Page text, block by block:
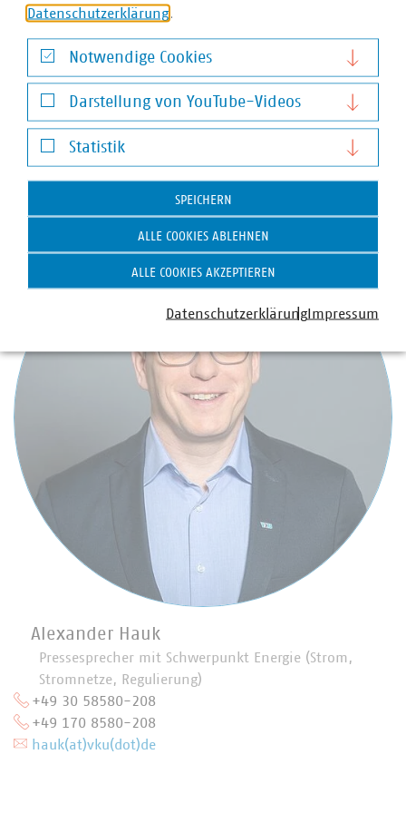
Glasfasernetz anbieten.
Wir halten Deutschland am Laufen – denn nichts
geschieht, wenn es nicht vor Ort passiert: Unser Beitrag
Positionen:
www.vku.de
Alexander Hauk
Pressesprecher mit Schwerpunkt Energie (Strom,
Stromnetze, Regulierung)
+49 30 58580-208
+49 170 8580-208
hauk(at)vku(dot)de
Datenschutzerklärung
Notwendige Cookies
Notwendige Cookies
Darstellung von YouTube-Videos
Darstellung von YouTube-Videos
Statistik
Statistik
SPEICHERN
ALLE COOKIES ABLEHNEN
ALLE COOKIES AKZEPTIEREN
DatenschutzerklärungImpressum